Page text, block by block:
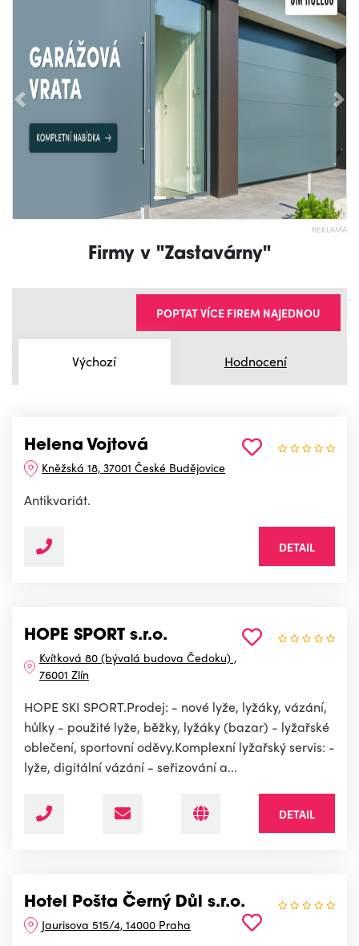
Předchozí
REKLAMA
Firmy v "Zastavárny"
Výchozí Hodnocení
POPTAT VÍCE FIREM NAJEDNOU
Helena Vojtová
Kněžská 18, 37001 České Budějovice
Antikvariát.
DETAIL
HOPE SPORT s.r.o.
Kvítková 80 (bývalá budova Čedoku) ,
76001 Zlín
HOPE SKI SPORT.Prodej: - nové lyže, lyžáky, vázání,
hůlky - použité lyže, běžky, lyžáky (bazar) - lyžařské
oblečení, sportovní oděvy.Komplexní lyžařský servis: -
lyže, digitální vázání - seřizování a...
DETAIL
Hotel Pošta Černý Důl s.r.o.
Jaurisova 515/4, 14000 Praha